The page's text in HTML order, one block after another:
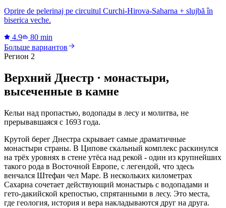
Oprire de pelerinaj pe circuitul Curchi-Hirova-Saharna + slujbă în
biserica veche.
4.9
80 min
Больше вариантов
Регион 2
Верхний Днестр · монастыри,
высеченные в камне
Кельи над пропастью, водопады в лесу и молитва, не
прерывавшаяся с 1693 года.
Крутой берег Днестра скрывает самые драматичные
монастыри страны. В Ципове скальный комплекс раскинулся
на трёх уровнях в стене утёса над рекой - один из крупнейших
такого рода в Восточной Европе, с легендой, что здесь
венчался Штефан чел Маре. В нескольких километрах
Сахарна сочетает действующий монастырь с водопадами и
гето-дакийской крепостью, спрятанными в лесу. Это места,
где геология, история и вера накладываются друг на друга.